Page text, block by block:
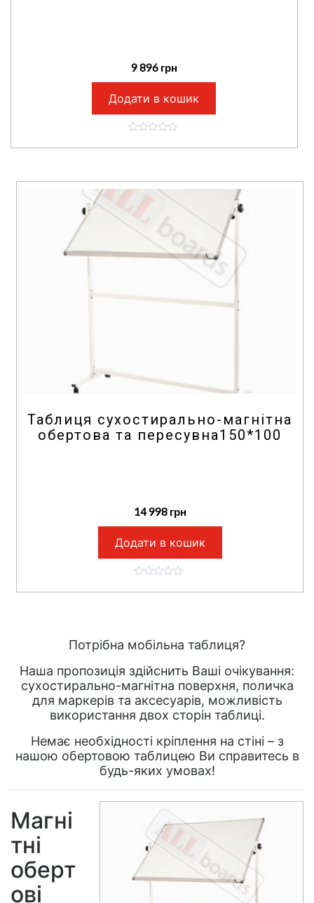
9 896 грн
Додати в кошик
o
5
Таблиця сухостирально-магнітна
обертова та пересувна150*100
14 998 грн
Додати в кошик
o
Потрібна мобільна таблиця?
Наша пропозиція здійснить Ваші очікування:
сухостирально-магнітна поверхня, поличка
для маркерів та аксесуарів, можливість
використання двох сторін таблиці.
Немає необхідності кріплення на стіні – з
нашою обертовою таблицею Ви справитесь в
будь-яких умовах!
Магні
тні
оберт
ові